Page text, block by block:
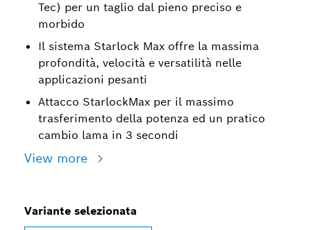
Tec) per un taglio dal pieno preciso e
morbido
Il sistema Starlock Max offre la massima
profondità, velocità e versatilità nelle
applicazioni pesanti
Attacco StarlockMax per il massimo
trasferimento della potenza ed un pratico
cambio lama in 3 secondi
View more
Variante selezionata